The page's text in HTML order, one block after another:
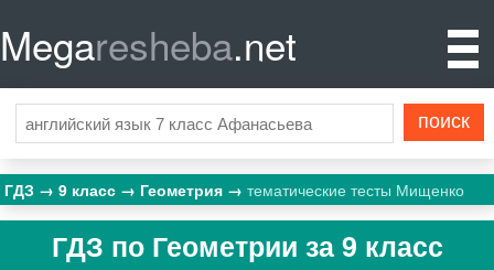
Megaresheba.net
ГДЗ 9 класс Геометрия тематические тесты Мищенко
ГДЗ по Геометрии за 9 класс